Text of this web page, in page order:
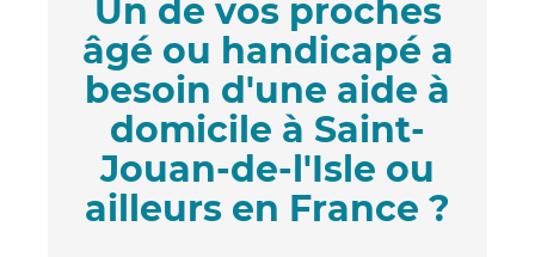
Un de vos proches
âgé ou handicapé a
besoin d'une aide à
domicile à Saint-
Jouan-de-l'Isle ou
ailleurs en France ?